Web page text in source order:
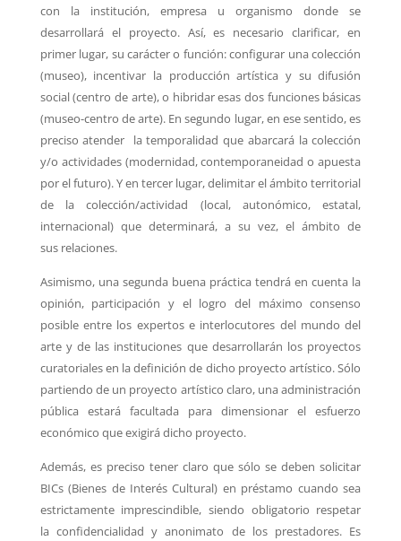
con la institución, empresa u organismo donde se
desarrollará el proyecto. Así, es necesario clarificar, en
primer lugar, su carácter o función: configurar una colección
(museo), incentivar la producción artística y su difusión
social (centro de arte), o hibridar esas dos funciones básicas
(museo-centro de arte). En segundo lugar, en ese sentido, es
preciso atender la temporalidad que abarcará la colección
y/o actividades (modernidad, contemporaneidad o apuesta
por el futuro). Y en tercer lugar, delimitar el ámbito territorial
de la colección/actividad (local, autonómico, estatal,
internacional) que determinará, a su vez, el ámbito de
sus relaciones.
Asimismo, una segunda buena práctica tendrá en cuenta la
opinión, participación y el logro del máximo consenso
posible entre los expertos e interlocutores del mundo del
arte y de las instituciones que desarrollarán los proyectos
curatoriales en la definición de dicho proyecto artístico. Sólo
partiendo de un proyecto artístico claro, una administración
pública estará facultada para dimensionar el esfuerzo
económico que exigirá dicho proyecto.
Además, es preciso tener claro que sólo se deben solicitar
BICs (Bienes de Interés Cultural) en préstamo cuando sea
estrictamente imprescindible, siendo obligatorio respetar
la confidencialidad y anonimato de los prestadores. Es